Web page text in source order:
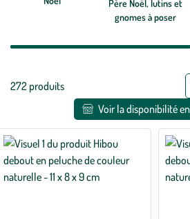
Père Noël, lutins et
gnomes à poser
Liste
appliqués
272 produits
Voir la disponibilité